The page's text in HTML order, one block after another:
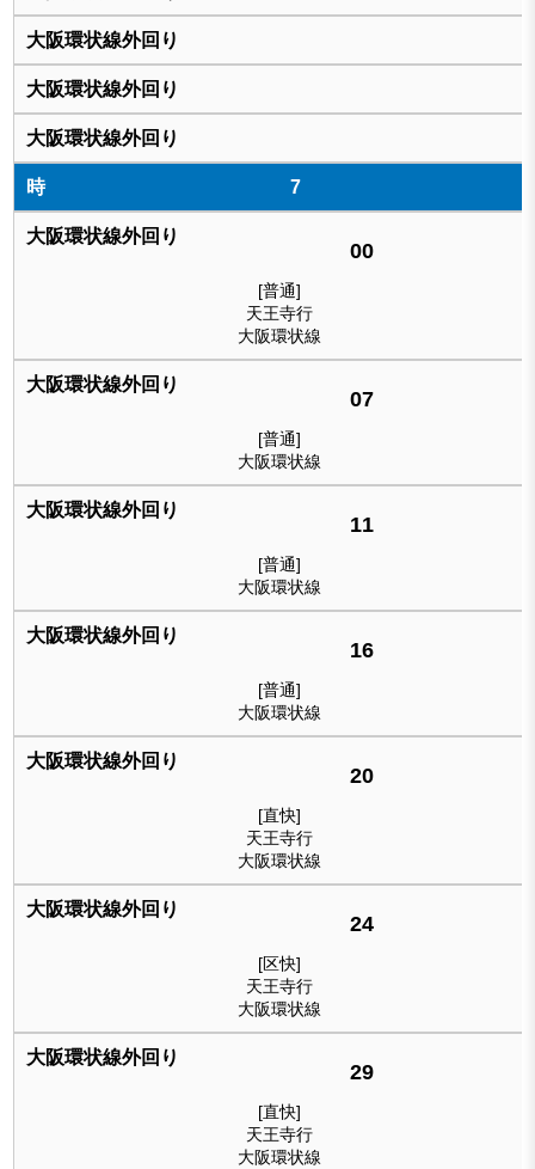
7
00
[普通]
天王寺行
大阪環状線
07
[普通]
大阪環状線
11
[普通]
大阪環状線
16
[普通]
大阪環状線
20
[直快]
天王寺行
大阪環状線
24
[区快]
天王寺行
大阪環状線
29
[直快]
天王寺行
大阪環状線